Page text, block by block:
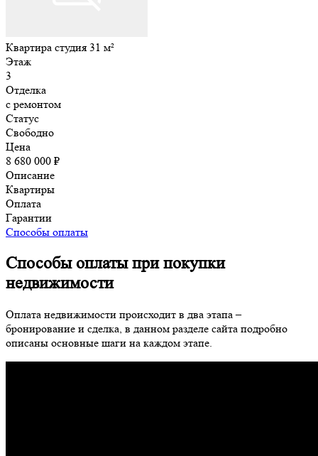
Квартира студия 31 м²
Этаж
3
Отделка
с ремонтом
Статус
Свободно
Цена
8 680 000 ₽
Описание
Квартиры
Оплата
Гарантии
Способы оплаты
Способы оплаты при покупки
недвижимости
Оплата недвижимости происходит в два этапа –
бронирование и сделка, в данном разделе сайта подробно
описаны основные шаги на каждом этапе.